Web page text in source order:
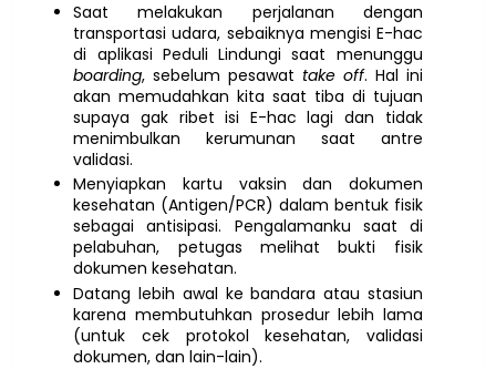
Saat melakukan perjalanan dengan
transportasi udara, sebaiknya mengisi E-hac
di aplikasi Peduli Lindungi saat menunggu
boarding, sebelum pesawat take off. Hal ini
akan memudahkan kita saat tiba di tujuan
supaya gak ribet isi E-hac lagi dan tidak
menimbulkan kerumunan saat antre
validasi.
Menyiapkan kartu vaksin dan dokumen
kesehatan (Antigen/PCR) dalam bentuk fisik
sebagai antisipasi. Pengalamanku saat di
pelabuhan, petugas melihat bukti fisik
dokumen kesehatan.
Datang lebih awal ke bandara atau stasiun
karena membutuhkan prosedur lebih lama
(untuk cek protokol kesehatan, validasi
dokumen, dan lain-lain).